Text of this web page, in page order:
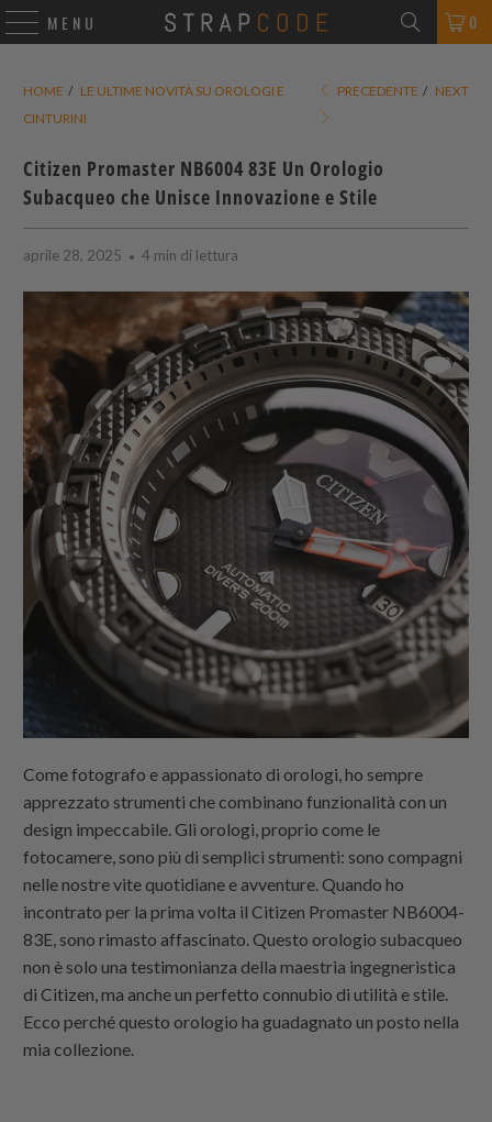
MENU 0
HOME / LE ULTIME NOVITÀ SU OROLOGI E
CINTURINI
PRECEDENTE / NEXT
Citizen Promaster NB6004 83E Un Orologio
Subacqueo che Unisce Innovazione e Stile
aprile 28, 2025 4 min di lettura
Come fotografo e appassionato di orologi, ho sempre
apprezzato strumenti che combinano funzionalità con un
design impeccabile. Gli orologi, proprio come le
fotocamere, sono più di semplici strumenti: sono compagni
nelle nostre vite quotidiane e avventure. Quando ho
incontrato per la prima volta il Citizen Promaster NB6004-
83E, sono rimasto affascinato. Questo orologio subacqueo
non è solo una testimonianza della maestria ingegneristica
di Citizen, ma anche un perfetto connubio di utilità e stile.
Ecco perché questo orologio ha guadagnato un posto nella
mia collezione.